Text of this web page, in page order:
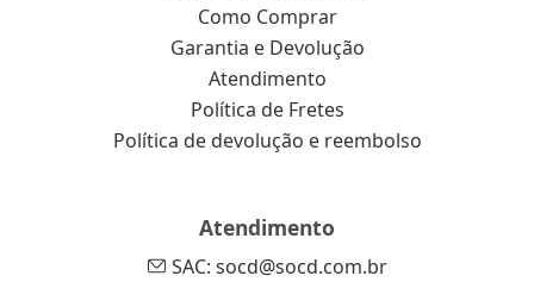
Como Comprar
Garantia e Devolução
Atendimento
Política de Fretes
Política de devolução e reembolso
Atendimento
SAC: socd@socd.com.br